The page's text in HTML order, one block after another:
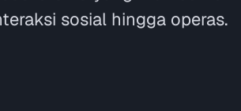
sosial hingga operas.